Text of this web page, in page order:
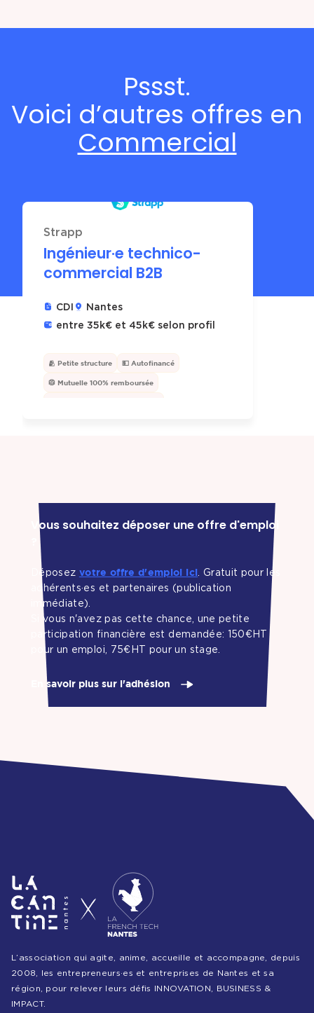
Pssst.
Voici d’autres offres en
Commercial
Strapp
Ingénieur·e technico-
commercial B2B
CDI
Nantes
entre 35k€ et 45k€ selon profil
🫂 Petite structure 💵 Autofinancé
🥼 Mutuelle 100% remboursée
Vous souhaitez déposer une offre d'emploi
Déposez votre offre d'emploi ici. Gratuit pour les
adhérents·es et partenaires (publication
immédiate).
Si vous n'avez pas cette chance, une petite
participation financière est demandée: 150€HT
pour un emploi, 75€HT pour un stage.
En savoir plus sur l'adhésion
L’association qui agite, anime, accueille et accompagne, depuis
2008, les entrepreneurs·es et entreprises de Nantes et sa
région, pour relever leurs défis INNOVATION, BUSINESS &
IMPACT.